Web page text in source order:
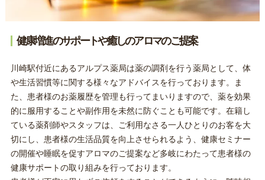
健康増進のサポートや癒しのアロマのご提案
川崎駅付近にあるアルプス薬局は薬の調剤を行う薬局として、体
や生活習慣等に関する様々なアドバイスを行っております。ま
た、患者様のお薬履歴を管理も行ってまいりますので、薬を効果
的に服用することや副作用を未然に防ぐことも可能です。在籍し
ている薬剤師やスタッフは、ご利用なさる一人ひとりのお客を大
切にし、患者様の生活品質を向上させられるよう、健康セミナー
の開催や睡眠を促すアロマのご提案など多岐にわたって患者様の
健康サポートの取り組みを行っております。